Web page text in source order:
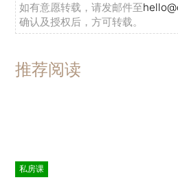
如有意愿转载，请发邮件至
确认及授权后，方可转载。
推荐阅读
私房课